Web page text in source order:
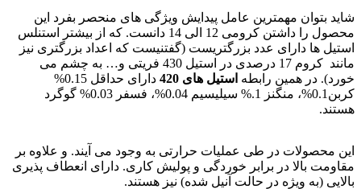
شاید بتوان مهمترین عامل پیدایش ویژگی های منحصر بفرد این
محصول را داشتن کرومی 12 الی 14 دانست. که از بیشتر استنلس
استیل ها دارای عدد بزرگتریست (گفتنیست که اعداد بزرگتری نیز
مانند کروم 17 درصدی در استیل 430 فریتی و… به چشم می
خورد). در همین رابطه استیل های 420
دارای حداقل 0.15%
کربن0.1%، منگنز 1.% سیلیسیم 0.04%، فسفر 0.03% گوگرد
هستند.
این محصولات در طی عملیات حرارتی به وجود می آیند. و علاوه بر
مقاومت بالا در برابر خوردگی و پولیش کاری. دارای انعطاف پذیری
بالایی (به ویژه در حالت آنیل شده) نیز هستند.